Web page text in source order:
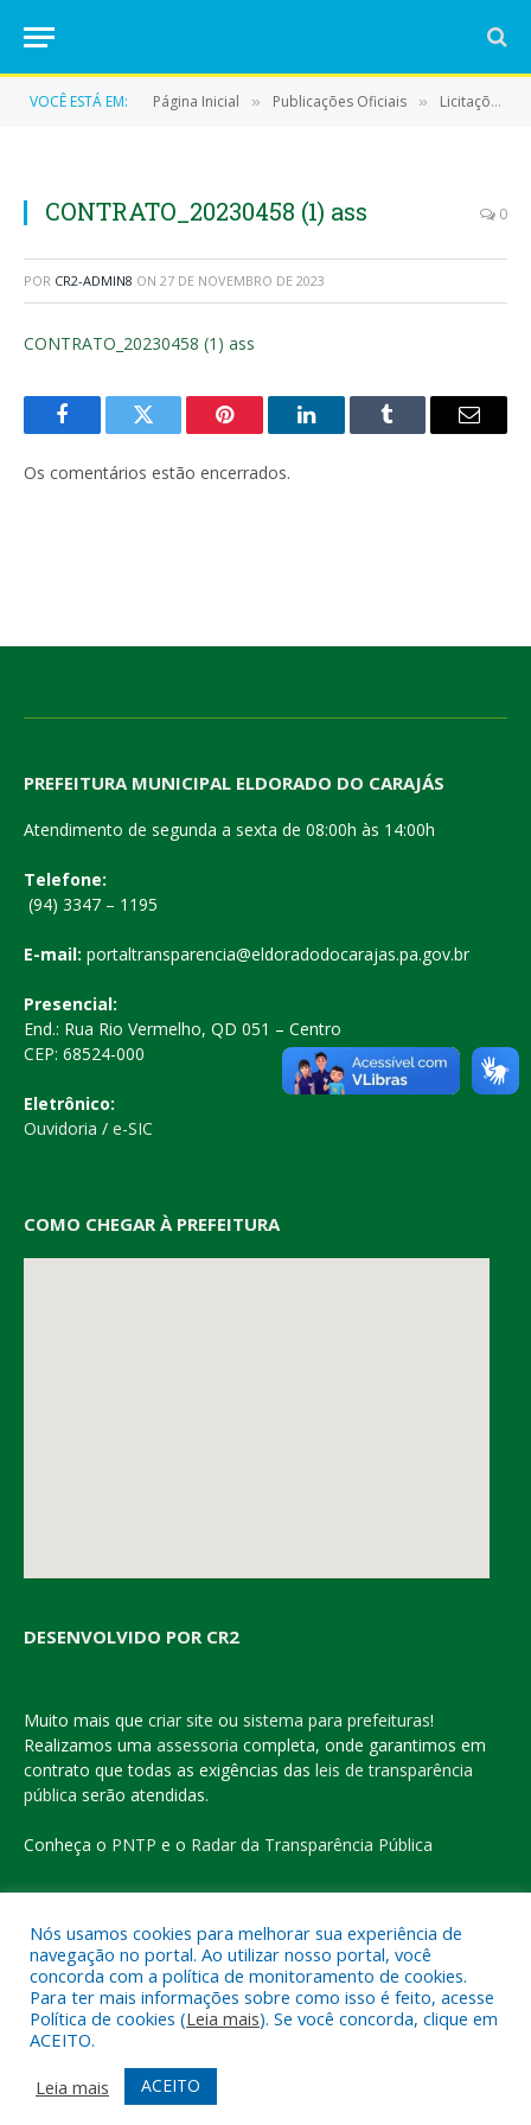
VOCÊ ESTÁ EM: Página Inicial » Publicações Oficiais » Licitações
CONTRATO_20230458 (1) ass 0
POR CR2-ADMIN8 ON 27 DE NOVEMBRO DE 2023
CONTRATO_20230458 (1) ass
FacebookTwitter Pinterest LinkedInTumblr
E-
Os comentários estão encerrados.
PREFEITURA MUNICIPAL ELDORADO DO CARAJÁS
Atendimento de segunda a sexta de 08:00h às 14:00h
Telefone:
(94) 3347 – 1195
E-mail: portaltransparencia@eldoradodocarajas.pa.gov.br
Presencial:
End.: Rua Rio Vermelho, QD 051 – Centro
CEP: 68524-000
Eletrônico:
Ouvidoria / e-SIC
COMO CHEGAR À PREFEITURA
DESENVOLVIDO POR CR2
Muito mais que criar site ou sistema para prefeituras!
Realizamos uma assessoria completa, onde garantimos em
contrato que todas as exigências das leis de transparência
pública serão atendidas.
Conheça o PNTP e o Radar da Transparência Pública
Todos os direitos reservados a Prefeitura Municipal de Eldorado
do Carajás
Mapa do Site
Acessar o Webmail
Nós usamos cookies para melhorar sua experiência de
navegação no portal. Ao utilizar nosso portal, você
concorda com a política de monitoramento de cookies.
Para ter mais informações sobre como isso é feito, acesse
Política de cookies (Leia mais). Se você concorda, clique em
ACEITO.
Leia mais
ACEITO